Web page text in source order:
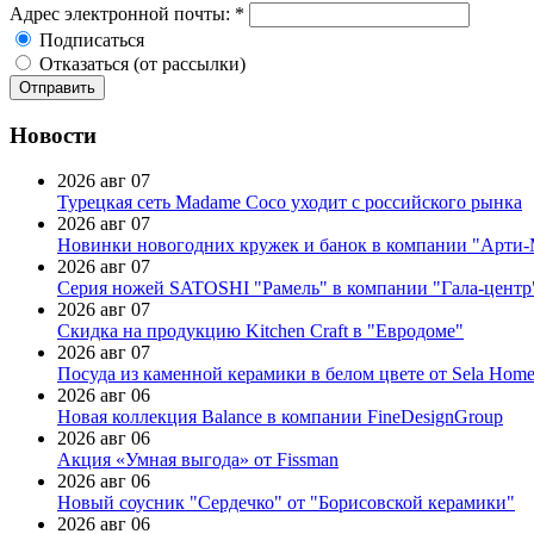
Адрес электронной почты: *
Подписаться
Отказаться (от рассылки)
Новости
2026 авг 07
Турецкая сеть Madame Coco уходит с российского рынка
2026 авг 07
Новинки новогодних кружек и банок в компании
2026 авг 07
Серия ножей SATOSHI "Рамель" в компании "Гала-
2026 авг 07
Скидка на продукцию Kitchen Craft в "Евродоме"
2026 авг 07
Посуда из каменной керамики в белом цвете от Sela Home
2026 авг 06
Новая коллекция Balance в компании FineDesignGroup
2026 авг 06
Акция «Умная выгода» от Fissman
2026 авг 06
Новый соусник "Сердечко" от "Борисовской керамики"
2026 авг 06